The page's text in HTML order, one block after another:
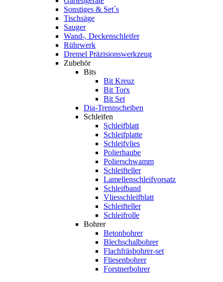
Sonstiges & Set´s
Tischsäge
Sauger
Wand-, Deckenschleifer
Rührwerk
Dremel Präzisionswerkzeug
Zubehör
Bits
Bit Kreuz
Bit Torx
Bit Set
Dia-Trennscheiben
Schleifen
Schleifblatt
Schleifplatte
Schleifvlies
Polierhaube
Polierschwamm
Schleifteller
Lamellenschleifvorsatz
Schleifband
Vliesschleifblatt
Schleifteller
Schleifrolle
Bohrer
Betonbohrer
Blechschalbohrer
Flachfräsbohrer-set
Fliesenbohrer
Forstnerbohrer